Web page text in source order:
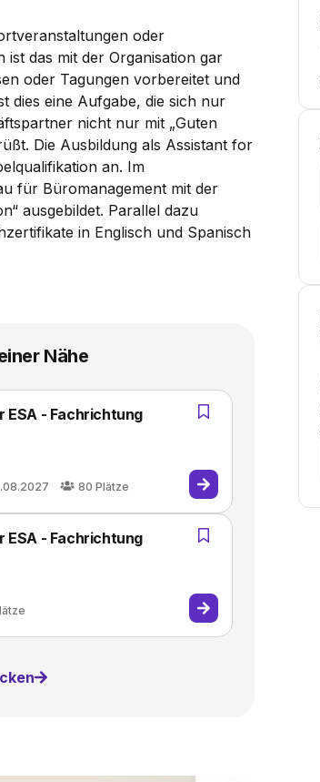
oder
das mit der Organisation gar
oder Tagungen vorbereitet und
dies eine Aufgabe, die sich nur
nicht nur mit „Guten
Die Ausbildung als Assistant for
an. Im
für Büromanagement mit der
ausgebildet. Parallel dazu
in Englisch und Spanisch
Nähe
ESA - Fachrichtung
80 Plätze
ESA - Fachrichtung